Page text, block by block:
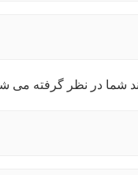
شما در نظر گرفته می